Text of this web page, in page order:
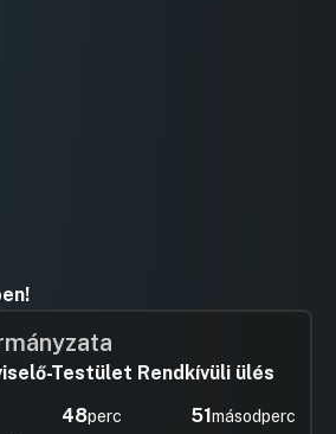
Testület Rendkívüli ülés
48perc 51másodperc